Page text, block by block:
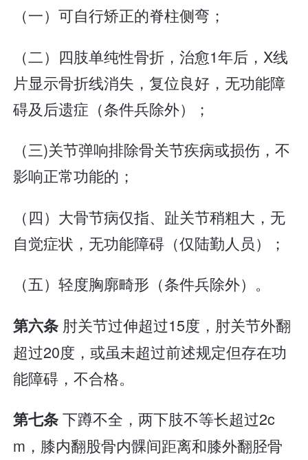
（一）可自行矫正的脊柱侧弯；
（二）四肢单纯性骨折，治愈1年后，X线
片显示骨折线消失，复位良好，无功能障
碍及后遗症（条件兵除外）；
（三)关节弹响排除骨关节疾病或损伤，不
影响正常功能的；
（四）大骨节病仅指、趾关节稍粗大，无
自觉症状，无功能障碍（仅陆勤人员）；
（五）轻度胸廓畸形（条件兵除外）。
第六条 肘关节过伸超过15度，肘关节外翻
超过20度，或虽未超过前述规定但存在功
能障碍，不合格。
第七条下蹲不全，两下肢不等长超过2c
m，膝内翻股骨内髁间距离和膝外翻胫骨